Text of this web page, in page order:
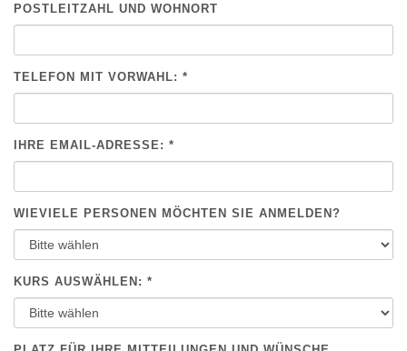
POSTLEITZAHL UND WOHNORT
TELEFON MIT VORWAHL: *
IHRE EMAIL-ADRESSE: *
WIEVIELE PERSONEN MÖCHTEN SIE ANMELDEN?
KURS AUSWÄHLEN: *